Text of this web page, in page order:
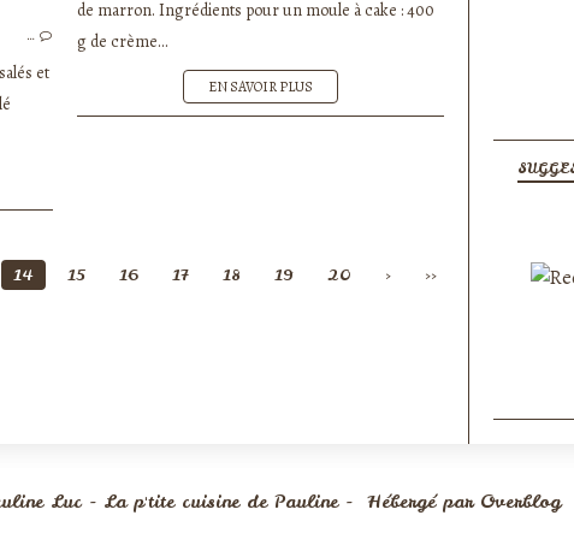
de marron. Ingrédients pour un moule à cake : 400
g de crème...
EN SAVOIR PLUS
TARTES SALÉES - QUICHES - PIZZAS
…
et
14 15 16 17 18 19 20 30
40
50
60
70
80
90
100
> >>
Luc - La p'tite cuisine de Pauline - Hébergé par Overblog